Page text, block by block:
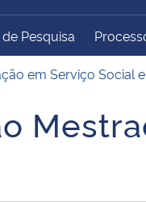
Desenvolvimento Regional
Advocacia-Geral da União
Pesquisa
em Serviço Social